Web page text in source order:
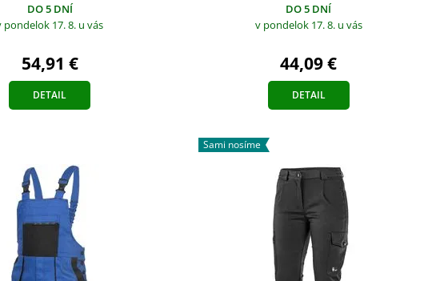
DO 5 DNÍ
pondelok 17. 8. u vás
54,91 €
DETAIL
DO 5 DNÍ
v pondelok 17. 8. u vás
44,09 €
DETAIL
Sami nosíme